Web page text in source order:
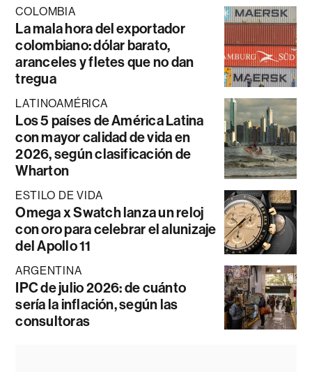
COLOMBIA
La mala hora del exportador
colombiano: dólar barato,
aranceles y fletes que no dan
tregua
LATINOAMÉRICA
Los 5 países de América Latina
con mayor calidad de vida en
2026, según clasificación de
Wharton
ESTILO DE VIDA
Omega x Swatch lanza un reloj
con oro para celebrar el alunizaje
del Apollo 11
ARGENTINA
IPC de julio 2026: de cuánto
sería la inflación, según las
consultoras